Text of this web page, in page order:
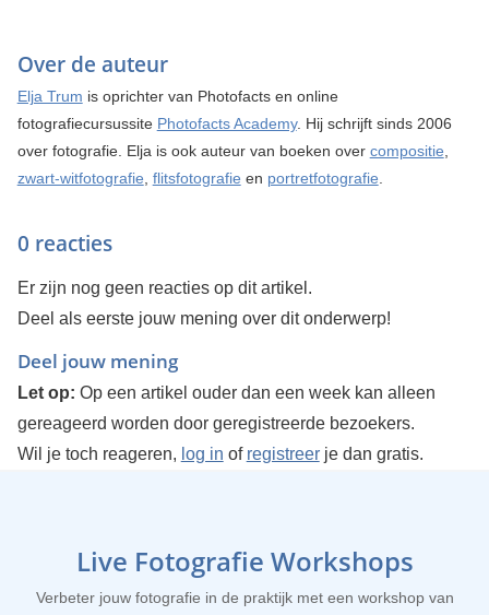
Over de auteur
Elja Trum is oprichter van Photofacts en online
fotografiecursussite Photofacts Academy. Hij schrijft sinds 2006
over fotografie. Elja is ook auteur van boeken over compositie,
zwart-witfotografie, flitsfotografie en portretfotografie.
0 reacties
Er zijn nog geen reacties op dit artikel.
Deel als eerste jouw mening over dit onderwerp!
Deel jouw mening
Let op: Op een artikel ouder dan een week kan alleen
gereageerd worden door geregistreerde bezoekers.
Wil je toch reageren, log in of registreerje dan gratis.
Live Fotografie Workshops
Verbeter jouw fotografie in de praktijk met een workshop van